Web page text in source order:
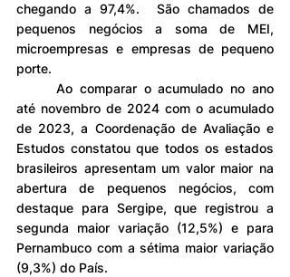
chegando a 97,4%.  São chamados de
pequenos negócios a soma de MEI,
microempresas e empresas de pequeno
porte.
até novembro de 2024 com o acumulado
de 2023, a Coordenação de Avaliação e
Estudos constatou que todos os estados
brasileiros apresentam um valor maior na
abertura de pequenos negócios, com
destaque para Sergipe, que registrou a
segunda maior variação (12,5%) e para
Pernambuco com a sétima maior variação
(9,3%) do País.